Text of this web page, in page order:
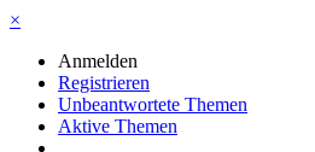
×
Anmelden
Registrieren
Unbeantwortete Themen
Aktive Themen